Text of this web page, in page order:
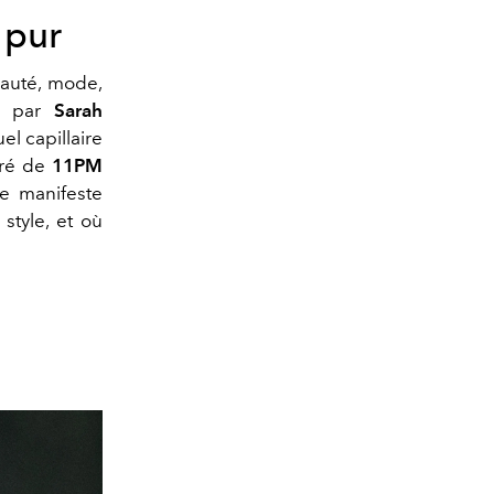
mode,
par Sarah
capillaire
de 11PM
manifeste
et où